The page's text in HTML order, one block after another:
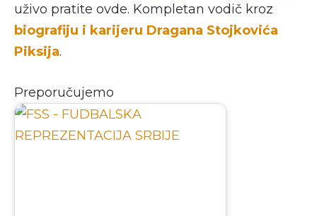
uživo pratite ovde. Kompletan vodič kroz
biografiju i karijeru Dragana Stojkovića
Piksija.
Preporučujemo